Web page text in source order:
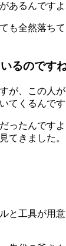
るんです
全然落ち
るのです
、この人
くるんで
たんです
てきました。
工具が用